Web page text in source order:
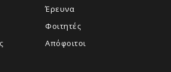
Έρευνα
Φοιτητές
Απόφοιτοι